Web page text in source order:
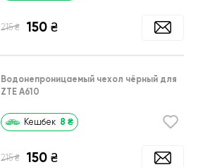
215 ₴ 150 ₴
Водонепроницаемый чехол чёрный для
ZTE A610
Кешбек 8 ₴
215 ₴ 150 ₴